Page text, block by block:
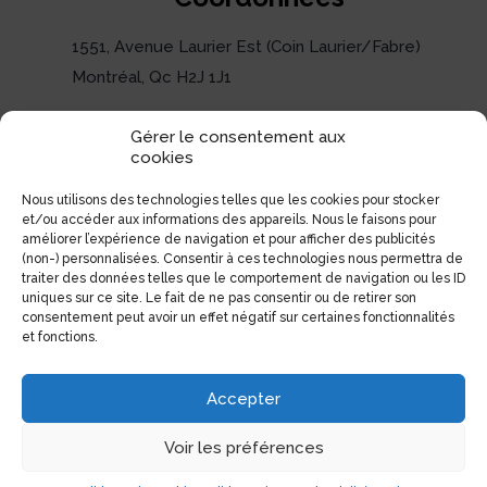
Gérer le consentement aux
cookies
Nous utilisons des technologies telles que les cookies pour stocker
et/ou accéder aux informations des appareils. Nous le faisons pour
améliorer l’expérience de navigation et pour afficher des publicités
(non-) personnalisées. Consentir à ces technologies nous permettra de
traiter des données telles que le comportement de navigation ou les ID
uniques sur ce site. Le fait de ne pas consentir ou de retirer son
consentement peut avoir un effet négatif sur certaines fonctionnalités
et fonctions.
Accepter
Voir les préférences
1551, Avenue Laurier Est (Coin Laurier/Fabre)
Montréal, Qc H2J 1J1
(514) 522-3437